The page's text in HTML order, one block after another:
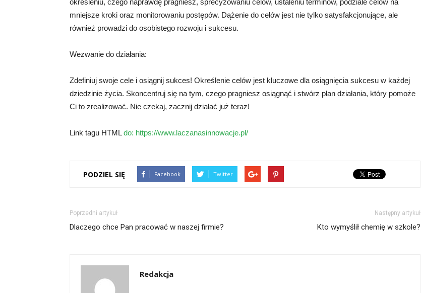
określeniu, czego naprawdę pragniesz, sprecyzowaniu celów, ustaleniu terminów, podziale celów na
mniejsze kroki oraz monitorowaniu postępów. Dążenie do celów jest nie tylko satysfakcjonujące, ale
również prowadzi do osobistego rozwoju i sukcesu.
Wezwanie do działania:
Zdefiniuj swoje cele i osiągnij sukces! Określenie celów jest kluczowe dla osiągnięcia sukcesu w każdej
dziedzinie życia. Skoncentruj się na tym, czego pragniesz osiągnąć i stwórz plan działania, który pomoże
Ci to zrealizować. Nie czekaj, zacznij działać już teraz!
Link tagu HTMLdo: https://www.laczanasinnowacje.pl/
PODZIEL SIĘ Facebook Twitter
Poprzedni artykuł
Dlaczego chce Pan pracować w naszej firmie?
Następny artykuł
Kto wymyślił chemię w szkole?
Redakcja